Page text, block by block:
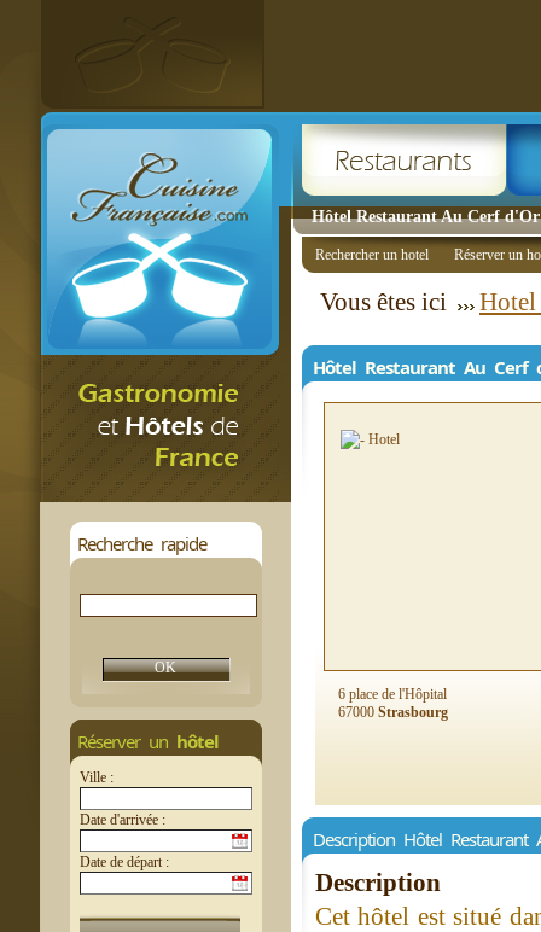
Hôtel Restaurant Au Cerf d'Or
Recherche rapide
Réserver un hôtel
Ville :
Date d'arrivée :
Date de départ :
Rechercher un hotel Réserver un
Vous êtes ici Hotel
Hôtel Restaurant Au Cerf
6 place de l'Hôpital
67000 Strasbourg
Description Hôtel Restaurant
Description
Cet hôtel est situé